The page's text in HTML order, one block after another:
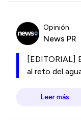
Opinión
News PR
[EDITORIAL]
al reto del
Leer más